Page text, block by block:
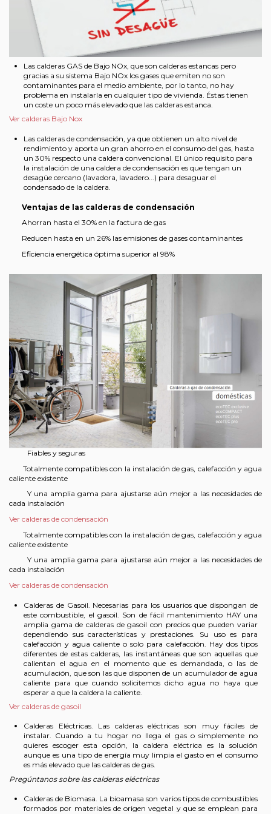
Las calderas GAS de Bajo NOx, que son calderas estancas pero
gracias a su sistema Bajo NOx los gases que emiten no son
contaminantes para el medio ambiente, por lo tanto, no hay
problema en instalarla en cualquier tipo de vivienda. Éstas tienen
un coste un poco más elevado que las calderas estanca.
Ver calderas Bajo Nox
Las calderas de condensación, ya que obtienen un alto nivel de
rendimiento y aporta un gran ahorro en el consumo del gas, hasta
un 30% respecto una caldera convencional. El único requisito para
la instalación de una caldera de condensación es que tengan un
desagüe cercano (lavadora, lavadero...) para desaguar el
condensado de la caldera.
Ventajas de las calderas de condensación
Ahorran hasta el 30% en la factura de gas
Reducen hasta en un 26% las emisiones de gases contaminantes
Eficiencia energética óptima superior al 98%
Fiables y seguras
Totalmente compatibles con la instalación de gas, calefacción y agua
caliente existente
Y una amplia gama para ajustarse aún mejor a las necesidades de
cada instalación
Ver calderas de condensación
Totalmente compatibles con la instalación de gas, calefacción y agua
caliente existente
Y una amplia gama para ajustarse aún mejor a las necesidades de
cada instalación
Ver calderas de condensación
Calderas de Gasoil. Necesarias para los usuarios que dispongan de
este combustible, el gasoil. Son de fácil mantenimiento HAY una
amplia gama de calderas de gasoil con precios que pueden variar
dependiendo sus características y prestaciones. Su uso es para
calefacción y agua caliente o solo para calefacción. Hay dos tipos
diferentes de estas calderas, las instantáneas que son aquellas que
calientan el agua en el momento que es demandada, o las de
acumulación, que son las que disponen de un acumulador de agua
caliente para que cuando solicitemos dicho agua no haya que
esperar a que la caldera la caliente.
Ver calderas de gasoil
Calderas Eléctricas. Las calderas eléctricas son muy fáciles de
instalar. Cuando a tu hogar no llega el gas o simplemente no
quieres escoger esta opción, la caldera eléctrica es la solución
aunque es una tipo de energía muy limpia el gasto en el consumo
es más elevado que las calderas de gas.
Pregúntanos sobre las calderas eléctricas
Calderas de Biomasa. La bioamasa son varios tipos de combustibles
formados por materiales de origen vegetal y que se emplean para